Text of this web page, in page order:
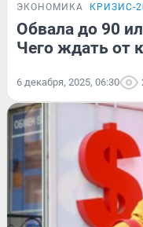
ЭКОНОМИКА КРИЗИС-
Обвала до 90
Чего ждать от
6 декабря, 2025, 06:30